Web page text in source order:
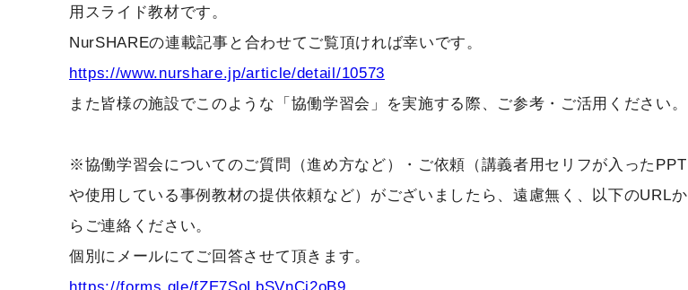
用スライド教材です。
https://www.nurshare.jp/article/detail/10573
また皆様の施設でこのような「協働学習会」を実施する際、ご参考・ご活用ください。
※協働学習会についてのご質問（進め方など）・ご依頼（講義者用セリフが入ったPPT
や使用している事例教材の提供依頼など）がございましたら、遠慮無く、以下のURLか
らご連絡ください。
https://forms.gle/fZE7SoLbSVnCj2oB9